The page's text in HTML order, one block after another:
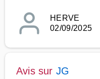
HERVE
02/09/2025
Avis sur JG